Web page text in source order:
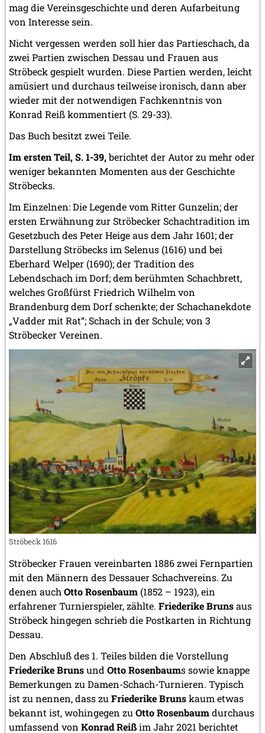
mag die Vereinsgeschichte und deren Aufarbeitung
von Interesse sein.
Nicht vergessen werden soll hier das Partieschach, da
zwei Partien zwischen Dessau und Frauen aus
Ströbeck gespielt wurden. Diese Partien werden, leicht
amüsiert und durchaus teilweise ironisch, dann aber
wieder mit der notwendigen Fachkenntnis von
Konrad Reiß kommentiert (S. 29-33).
Das Buch besitzt zwei Teile.
Im ersten Teil, S. 1-39,berichtet der Autor zu mehr oder
weniger bekannten Momenten aus der Geschichte
Ströbecks.
Im Einzelnen: Die Legende vom Ritter Gunzelin; der
ersten Erwähnung zur Ströbecker Schachtradition im
Gesetzbuch des Peter Heige aus dem Jahr 1601; der
Darstellung Ströbecks im Selenus (1616) und bei
Eberhard Welper (1690); der Tradition des
Lebendschach im Dorf; dem berühmten Schachbrett,
welches Großfürst Friedrich Wilhelm von
Brandenburg dem Dorf schenkte; der Schachanekdote
„Vadder mit Rat“; Schach in der Schule; von 3
Ströbecker Vereinen.
Ströbeck 1616
Ströbecker Frauen vereinbarten 1886 zwei Fernpartien
mit den Männern des Dessauer Schachvereins. Zu
denen auch Otto Rosenbaum(1852 – 1923), ein
erfahrener Turnierspieler, zählte. Friederike Brunsaus
Ströbeck hingegen schrieb die Postkarten in Richtung
Dessau.
Den Abschluß des 1. Teiles bilden die Vorstellung
Friederike Brunsund Otto Rosenbaums sowie knappe
Bemerkungen zu Damen-Schach-Turnieren. Typisch
ist zu nennen, dass zu Friederike Brunskaum etwas
bekannt ist, wohingegen zu Otto Rosenbaumdurchaus
umfassend von Konrad Reißim Jahr 2021 berichtet